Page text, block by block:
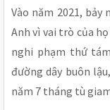
Vào năm 2021,
Anh vì vai trò của
nghi phạm thứ
đường dây buôn
năm 7 tháng tù